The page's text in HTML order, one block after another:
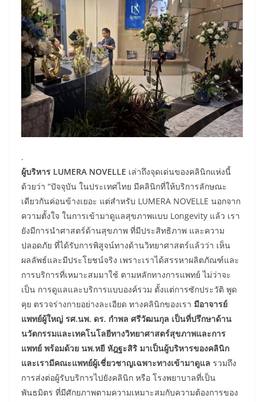
.
​ผู้บริหาร LUMERA NOVELLE เล่าถึงจุดเด่นของคลินิกแห่งนี้
ด้วยว่า “ปัจจุบัน ในประเทศไทย มีคลินิกที่ให้บริการลักษณะ
เดียวกันค่อนข้างเยอะ แต่สำหรับ LUMERA NOVELLE นอกจาก
ความตั้งใจ ในการเข้ามาดูแลสุขภาพแบบ Longevity แล้ว เรา
ยังมีการนำศาสตร์ด้านสุขภาพ ที่มีประสิทธิภาพ และความ
ปลอดภัย ที่ได้รับการพิสูจน์ทางด้านวิทยาศาสตร์แล้วว่า เห็น
ผลลัพธ์และมีประโยชน์จริง เพราะเราได้สรรหาผลิตภัณฑ์และ
การบริการที่เหมาะสมมาใช้ ตามหลักทางการแพทย์ ไม่ว่าจะ
เป็น การดูแลและบริการแบบองค์รวม ตั้งแต่การซักประวัติ พูด
คุย ตรวจร่างกายอย่างละเอียด ทางคลินิกของเรา มีอาจารย์
แพทย์ผู้ใหญ่ รศ.นพ. ดร. กำพล ศรีวัฒนกุล เป็นที่ปรึกษาด้าน
นวัตกรรมและเทคโนโลยีทางวิทยาศาสตร์สุขภาพและการ
แพทย์ พร้อมด้วย นพ.หยี หัฎฐะสิริ มาเป็นผู้บริหารของคลินิก
และเรามีคณะแพทย์ผู้เชี่ยวชาญเฉพาะทางเข้ามาดูแล รวมถึง
การส่งต่อผู้รับบริการไปยังคลินิก หรือ โรงพยาบาลที่เป็น
พันธมิตร ที่มีศักยภาพตามความเหมาะสมกับความต้องการของ